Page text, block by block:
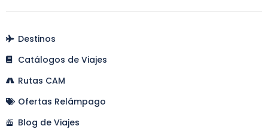
Destinos
Catálogos de Viajes
Rutas CAM
Ofertas Relámpago
Blog de Viajes